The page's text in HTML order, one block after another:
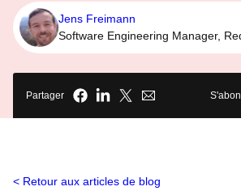
Jens Freimann
Software Engineering Manager,
Partager
Retour aux articles de blog